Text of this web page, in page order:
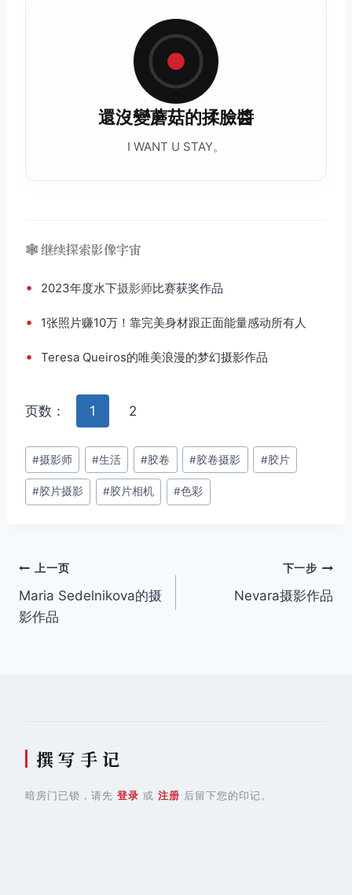
還沒變蘑菇的揉臉醬
I WANT U STAY。
🕸️ 继续探索影像宇宙
• 2023年度水下摄影师比赛获奖作品
• 1张照片赚10万！靠完美身材跟正面能量感动所有人
• Teresa Queiros的唯美浪漫的梦幻摄影作品
页数： 1 2
文
章
标
#摄影师 #生活 #胶卷 #胶卷摄影 #胶片
#胶片摄影 #胶片相机 #色彩
文
章
上一页
Maria Sedelnikova的摄
影作品
下一步
Nevara摄影作品
撰 写 手 记
暗房门已锁，请先 登录 或 注册 后留下您的印记。